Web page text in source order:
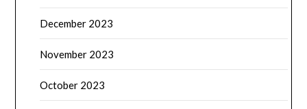
December 2023
November 2023
October 2023